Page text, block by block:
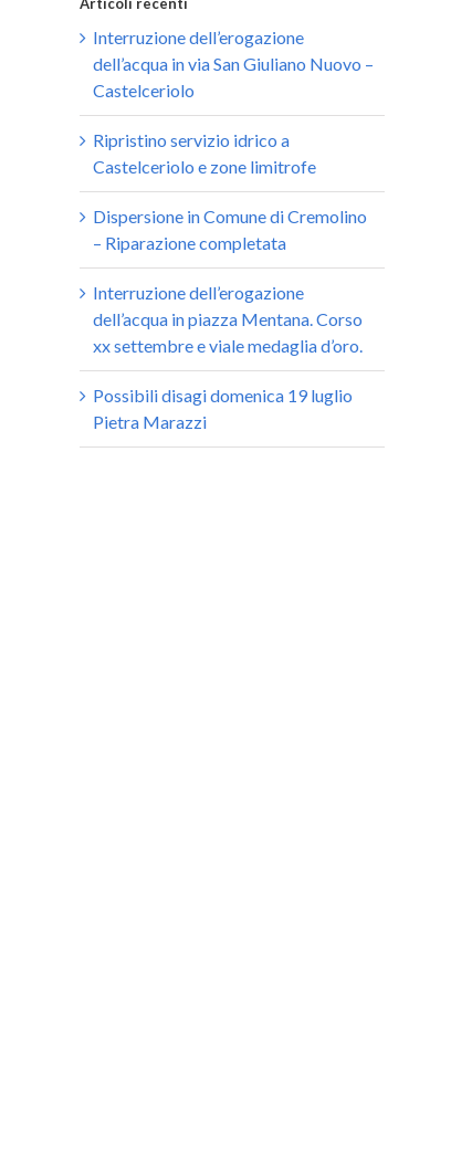
Articoli recenti
Interruzione dell’erogazione
dell’acqua in via San Giuliano Nuovo –
Castelceriolo
Ripristino servizio idrico a
Castelceriolo e zone limitrofe
Dispersione in Comune di Cremolino
– Riparazione completata
Interruzione dell’erogazione
dell’acqua in piazza Mentana. Corso
xx settembre e viale medaglia d’oro.
Possibili disagi domenica 19 luglio
Pietra Marazzi